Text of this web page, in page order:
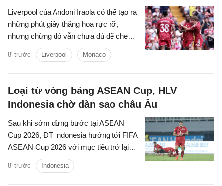
Liverpool của Andoni Iraola có thể tạo ra
những phút giây thăng hoa rực rỡ,
nhưng chừng đó vẫn chưa đủ để che
lấp những vết nứt trong hệ thống. Tập
thể này có thể bùng lên dữ dội khi mọi
sự kết nối bắt đầu đứt gãy.
8' trước Liverpool Monaco
Loại từ vòng bảng ASEAN Cup, HLV
Indonesia chờ dàn sao châu Âu
Sau khi sớm dừng bước tại ASEAN
Cup 2026, ĐT Indonesia hướng tới FIFA
ASEAN Cup 2026 với mục tiêu trở lại
mạnh mẽ.
8' trước Indonesia